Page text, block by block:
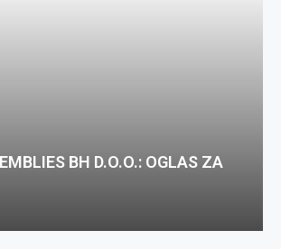
BH D.O.O.: OGLAS ZA